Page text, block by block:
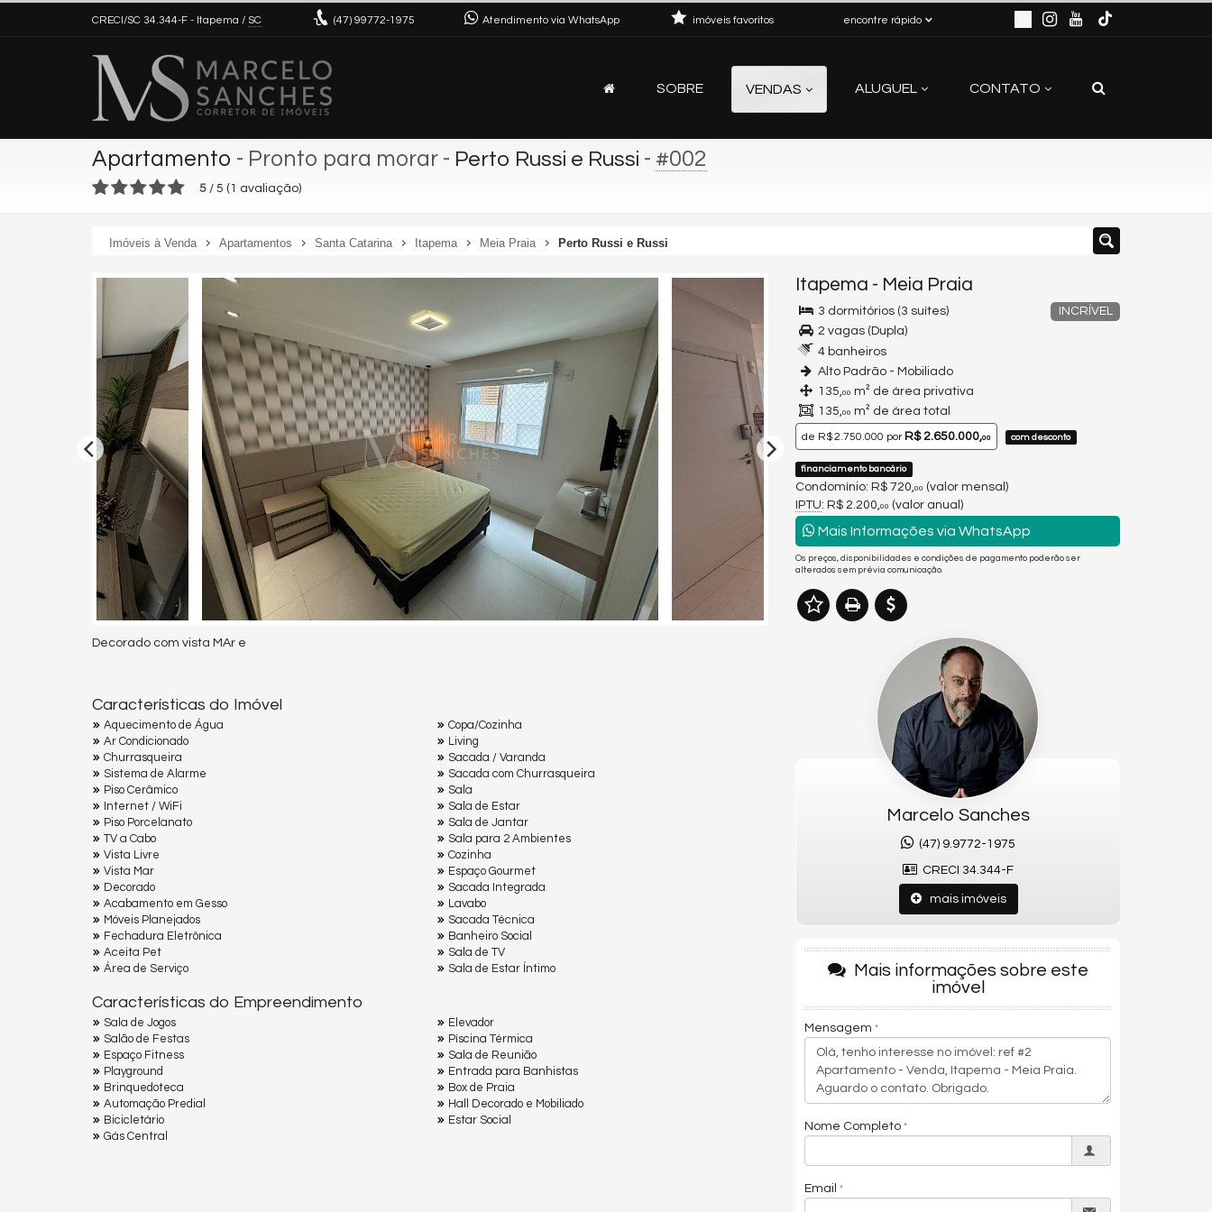
CRECI/SC 34.344-F - Itapema / SC (47) 99772-1975 Atendimento via WhatsApp encontre rápido
imóveis favoritos
SOBRE VENDAS ALUGUEL CONTATO
Apartamento - Pronto para morar - Perto Russi e Russi - #002
5 / 5 ( 1 avaliação)
Imóveis à Venda Apartamentos Santa Catarina Itapema Meia Praia Perto Russi e Russi
Decorado com vista MAr e
Características do Imóvel
Aquecimento de Água
Ar Condicionado
Churrasqueira
Sistema de Alarme
Piso Cerâmico
Internet / WiFi
Piso Porcelanato
TV a Cabo
Vista Livre
Vista Mar
Decorado
Acabamento em Gesso
Móveis Planejados
Fechadura Eletrônica
Aceita Pet
Área de Serviço
Copa/Cozinha
Living
Sacada / Varanda
Sacada com Churrasqueira
Sala
Sala de Estar
Sala de Jantar
Sala para 2 Ambientes
Cozinha
Espaço Gourmet
Sacada Integrada
Lavabo
Sacada Técnica
Banheiro Social
Sala de TV
Sala de Estar Íntimo
Características do Empreendimento
Sala de Jogos
Salão de Festas
Espaço Fitness
Playground
Brinquedoteca
Automação Predial
Bicicletário
Gás Central
Elevador
Pìscina Térmica
Sala de Reunião
Entrada para Banhistas
Box de Praia
Hall Decorado e Mobiliado
Estar Social
Itapema - Meia Praia
INCRÍVEL
3 dormitórios (3 suítes)
2 vagas (Dupla)
4 banheiros
Alto Padrão - Mobiliado
135,00 m² de área privativa
135,00 m² de área total
de R$ 2.750.000 porR$ 2.650.000,00 com desconto
financiamento bancário
Condomínio: R$ 720, 00 (valor mensal)
IPTU: R$ 2.200, 00 (valor anual)
Mais Informações via WhatsApp
Os preços, disponibilidades e condições de pagamento poderão ser
alterados sem prévia comunicação.
Marcelo Sanches
(47) 9.9772-1975
CRECI 34.344-F
mais imóveis
Mais informações sobre este
imóvel
Mensagem
Nome Completo
Email